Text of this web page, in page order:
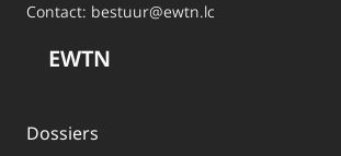
Contact: bestuur@ewtn.lc
EWTN
Dossiers